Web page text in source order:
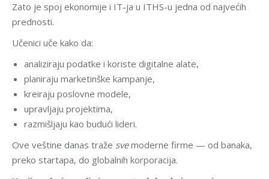
Zato je spoj ekonomije i IT-ja u ITHS-u jedna od najvećih
prednosti.
Učenici uče kako da:
analiziraju podatke i koriste digitalne alate,
planiraju marketinške kampanje,
kreiraju poslovne modele,
upravljaju projektima,
razmišljaju kao budući lideri.
Ove veštine danas traže svemoderne firme — od banaka,
preko startapa, do globalnih korporacija.